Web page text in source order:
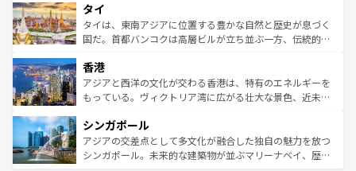
リティに包まれながら、韓国の多彩な魅力を心ゆくまで味
わってみてほしい。 なお、新着の韓国情報はコンテンツ一
覧を参照してほしい。
急速な発展と共に伝統が息づく。ハノイの古い町並みやホ
ーチミン市のフランス統治時代の建物も、独特の雰囲気を
醸し出している。また、バラエティの豊かさとおいしさで
とつ。フォーやバインミー、ベトナムコーヒーなどは、ぜ
ひ現地で味わいたい。どの地域を訪れてもあたたかい人々
が旅行者を迎えてくれるので、きっと忘れられない旅にな
参照してほしい。
タイ
タイは、東南アジアに位置する豊かな自然と歴史が息づく
国だ。首都バンコクは高層ビルが立ち並ぶ一方、伝統的な
の活気が交差している。北部ではチェンマイなどの山岳地
帯で自然と触れ合い、南部ではプーケットやクラビの美し
いビーチでリゾート気分を楽しむことができる。タイ料理
激する。気候は一年中温暖で、どの季節にも異なる楽しみ
が待っている。親しみやすいタイの人々、仏教を中心とし
た文化、そして多様な観光資源が、訪れる旅人を魅了し続
香港
アジアと西洋の文化が交わる香港は、特有のエネルギーを
もっている。ヴィクトリア湾に広がる壮大な景色、近未来
み、どこを訪れても感動するはず。観光スポットが密集し
ており、効率よく見どころを回れるのも魅力。息をのむよ
うな絶景から文化的な体験まで、香港を存分に楽しみ尽く
シンガポール
アジアの交差点として多文化が融合した独自の魅力を放つ
シンガポール。未来的な建築物が並ぶマリーナベイ、歴史